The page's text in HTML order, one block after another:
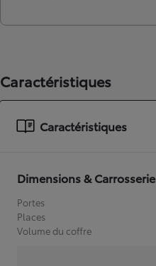
Caractéristiques
Caractéristiques
Dimensions & Carrosserie
Portes
Places
Volume du coffre